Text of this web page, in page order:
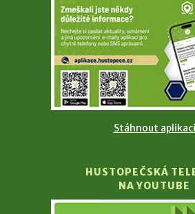
Stáhnout aplikaci
HUSTOPEČSKÁ
NA YOUTUBE